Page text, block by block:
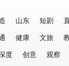
山东 短剧
健康 文旅
度 创意 观察